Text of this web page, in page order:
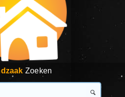
Zoeken